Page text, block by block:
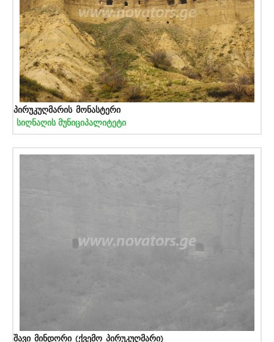
პირუკუღმარის მონასტერი
სიღნაღის მუნიციპალიტეტი
შავი მინდორი (ქვემო პირუკუღმარი)